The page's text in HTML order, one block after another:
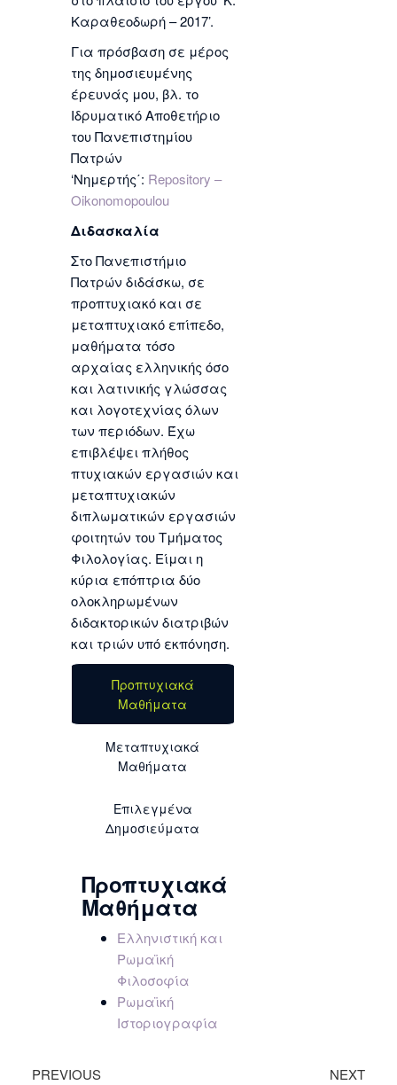
Καραθεοδωρή – 2017’.
Για πρόσβαση σε μέρος
της δημοσιευμένης
έρευνάς μου, βλ. το
Ιδρυματικό Αποθετήριο
του Πανεπιστημίου
Πατρών
‘Νημερτής΄: Repository –
Oikonomopoulou
Διδασκαλία
Στο Πανεπιστήμιο
Πατρών διδάσκω, σε
προπτυχιακό και σε
μεταπτυχιακό επίπεδο,
μαθήματα τόσο
αρχαίας ελληνικής όσο
και λατινικής γλώσσας
και λογοτεχνίας όλων
των περιόδων. Έχω
επιβλέψει πλήθος
πτυχιακών εργασιών και
μεταπτυχιακών
διπλωματικών εργασιών
φοιτητών του Τμήματος
Φιλολογίας. Είμαι η
κύρια επόπτρια δύο
ολοκληρωμένων
διδακτορικών διατριβών
και τριών υπό εκπόνηση.
Προπτυχιακά
Μαθήματα
Μεταπτυχιακά
Μαθήματα
Επιλεγμένα
Δημοσιεύματα
Προπτυχιακά
Μαθήματα
Ελληνιστική και
Ρωμαϊκή
Φιλοσοφία
Ρωμαϊκή
Ιστοριογραφία
PREVIOUS
NEXT